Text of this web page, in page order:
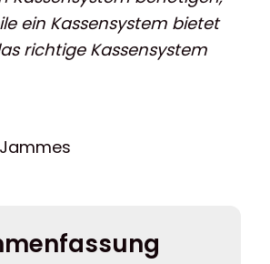
ein Kassensystem bietet
richtige Kassensystem